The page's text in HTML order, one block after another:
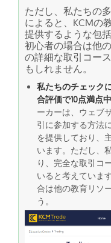
ただし、私たちの
によると、KCMの
提供するような包
初心者の場合は他
の詳細な取引コー
もしれません。
私たちのチェック
合評価で10点満点
ーカーは、ウェブ
引に参加する方法
を提供しており、
います。ただし、
り、完全な取引コ
いると考えていま
合は他の教育リソ
う。